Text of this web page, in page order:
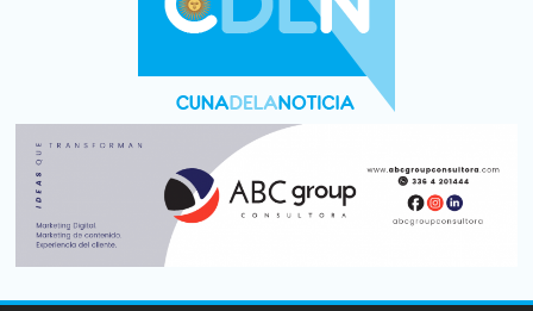
turístico: 4,6 millones de personas viajaron por el país, un 5,9%
Fuerte caída de la venta de autos usados en julio: bajó un 12,6%